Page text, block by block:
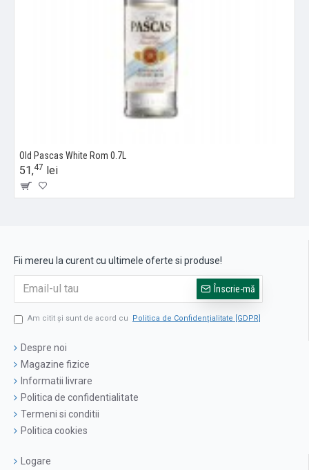
Old Pascas White Rom 0.7L
51,47 lei
Fii mereu la curent cu ultimele oferte si produse!
Înscrie-mă
Am citit şi sunt de acord cu Politica de Confidențialitate [GDPR]
Despre noi
Magazine fizice
Informatii livrare
Politica de confidentialitate
Termeni si conditii
Politica cookies
Logare